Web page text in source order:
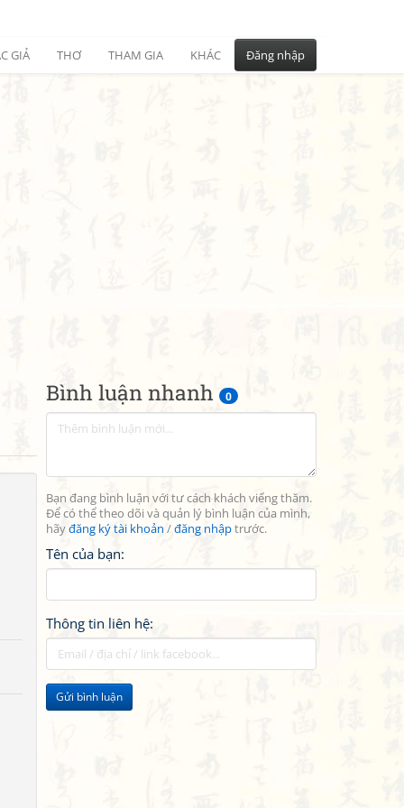
GIẢ THƠ THAM GIA KHÁC Đăng nhập
Bình luận nhanh 0
Bạn đang bình luận với tư cách khách viếng thăm.
Để có thể theo dõi và quản lý bình luận của mình,
hãyđăng ký tài khoản /đăng nhậptrước.
Tên của bạn:
Thông tin liên hệ:
Gửi bình luận